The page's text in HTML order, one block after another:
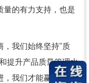
量的有力支持，也是
，我们始终坚持"质
提升产品质量管理水
，我们才能赢得客户